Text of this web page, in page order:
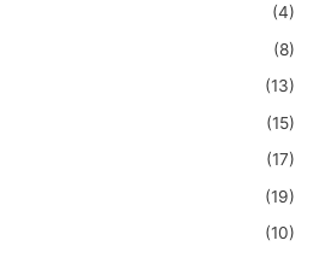
(4)
(8)
(13)
(15)
(17)
(19)
(10)